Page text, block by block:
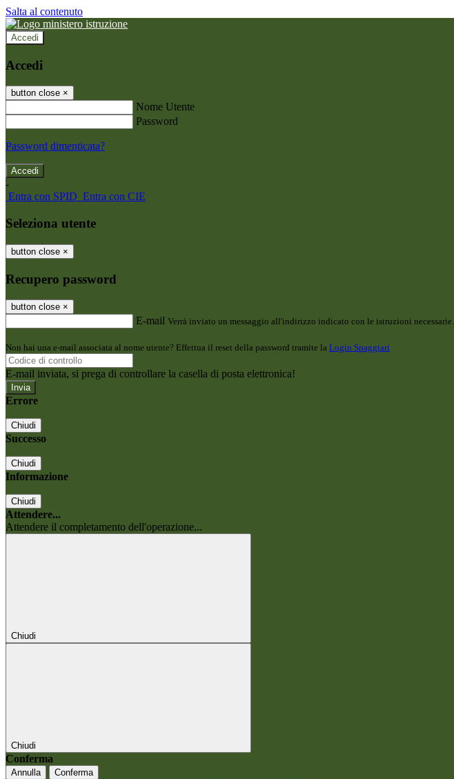
Salta al contenuto
Accedi
Accedi
button close ×
Nome Utente
Password
Password dimenticata?
-
Entra con SPID Entra con CIE
Seleziona utente
button close ×
Recupero password
button close ×
E-mail Verrà inviato un messaggio all'indirizzo indicato con le istruzioni necessarie.
Non hai una e-mail associata al nome utente? Effettua il reset della password tramite la Login Spaggiari
E-mail inviata, si prega di controllare la casella di posta elettronica!
Errore
Chiudi
Successo
Chiudi
Informazione
Chiudi
Attendere...
Attendere il completamento dell'operazione...
Chiudi
Chiudi
Conferma
Annulla Conferma